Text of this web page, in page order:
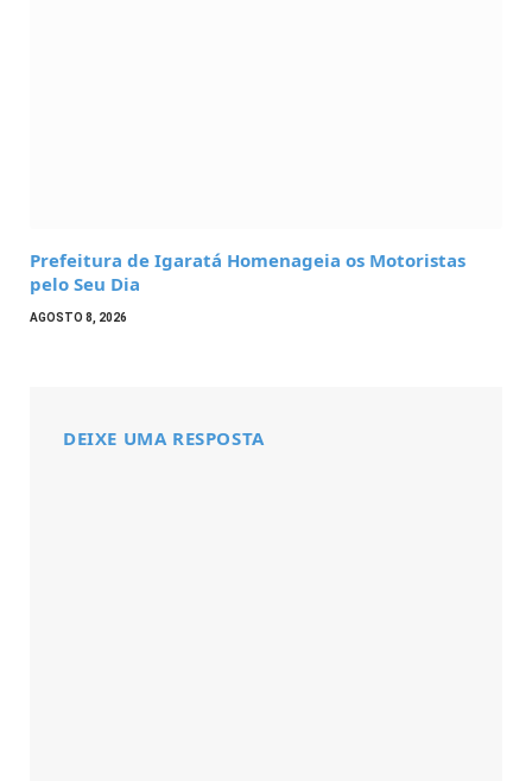
Prefeitura de Igaratá Homenageia os Motoristas
pelo Seu Dia
AGOSTO 8, 2026
DEIXE UMA RESPOSTA